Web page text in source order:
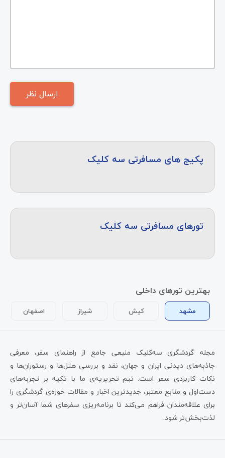
پکیج های مسافرتی سه کلیک
تورهای مسافرتی سه کلیک
بهترین تورهای داخلی
مشهد کیش شیراز اصفهان
مجله گردشگری سه‌کلیک منبعی جامع از راهنمای سفر، معرفی
جاذبه‌های دیدنی ایران و جهان، نقد و بررسی هتل‌ها و رستوران‌ها و
نکات کاربردی سفر است. تیم تحریریه‌ی ما با تکیه بر تجربه‌های
دست‌اول و منابع معتبر، جدیدترین اخبار و مقالات حوزه‌ی گردشگری را
برای علاقه‌مندان فراهم می‌کند تا برنامه‌ریزی سفرهای شما آسان‌تر و
لذت‌بخش‌تر شود.